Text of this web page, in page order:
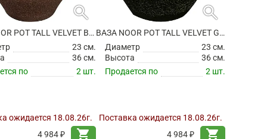
search
ВАЗА NOOR POT TALL VELVET BROWN
23 см.
36 см.
по
2 шт.
ожидается 18.08.26г.
4 984 ₽
shopping_cart
search
ВАЗА NOOR POT TALL VELVET GREEN
Диаметр
23 см.
Высота
36 см.
Продается по
2 шт.
Поставка ожидается 18.08.26г.
4 984 ₽
shopping_cart